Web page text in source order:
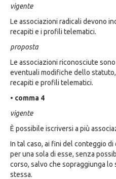
vigente
Le associazioni radicali devono
recapiti e i profili telematici.
proposta
Le associazioni riconosciute
eventuali modifiche dello
recapiti e profili telematici.
• comma 4
vigente
È possibile iscriversi a più
In tal caso, ai fini del conteggio di
per una sola di esse, senza
corso, salvo che sopraggiunga
stessa.